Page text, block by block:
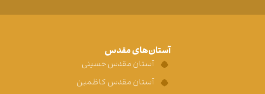
آستان‌های مقدس
آستان مقدس حسینی
آستان مقدس کاظمین